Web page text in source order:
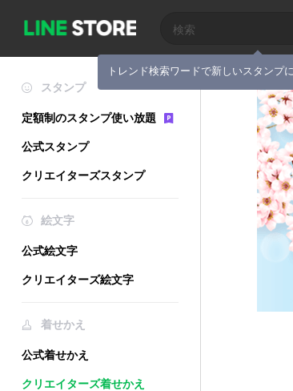
トレンド検索ワードで新しいスタンプ
スタンプ
定額制のスタンプ使い放題
公式スタンプ
クリエイターズスタンプ
絵文字
公式絵文字
クリエイターズ絵文字
着せかえ
公式着せかえ
クリエイターズ着せかえ